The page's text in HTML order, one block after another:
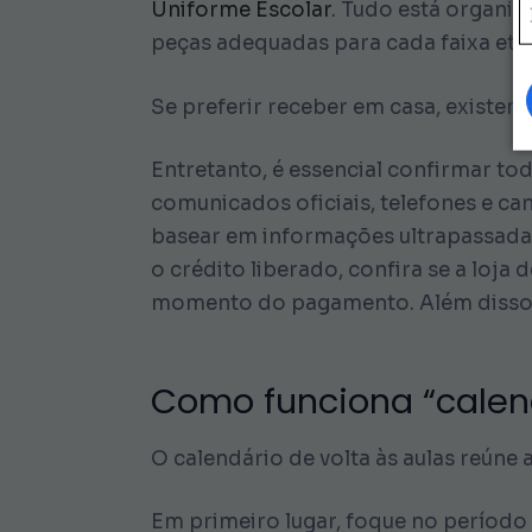
Uniforme Escolar. Tudo está
peças adequadas para cada faixa
Se preferir receber em casa,
Entretanto, é essencial confirmar
comunicados oficiais, telefones e
basear em informações
o crédito liberado, confira se a loja
momento do pagamento. Além
Como funciona
O calendário de volta às aulas
Em primeiro lugar, foque no